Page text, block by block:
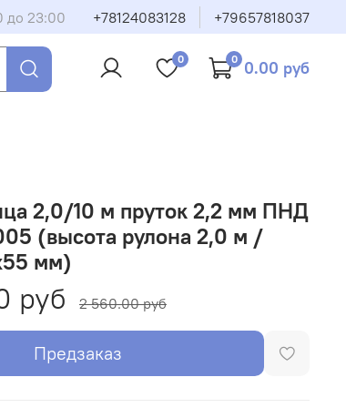
до 23:00 +78124083128 +79657818037
0 0 0.00 руб
2,0/10 м пруток 2,2 мм ПНД
(высота рулона 2,0 м /
мм)
руб 2 560.00 руб
Предзаказ